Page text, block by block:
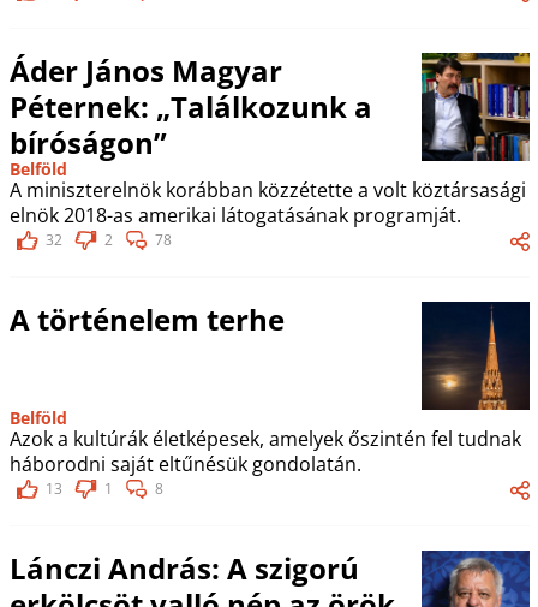
Áder János Magyar
Péternek: „Találkozunk a
bíróságon”
Belföld
A miniszterelnök korábban közzétette a volt köztársasági
elnök 2018-as amerikai látogatásának programját.
32 2 78
A történelem terhe
Belföld
Azok a kultúrák életképesek, amelyek őszintén fel tudnak
háborodni saját eltűnésük gondolatán.
13 1 8
Lánczi András: A szigorú